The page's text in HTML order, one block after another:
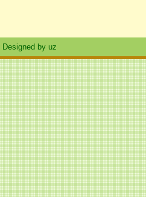
Designed by uz